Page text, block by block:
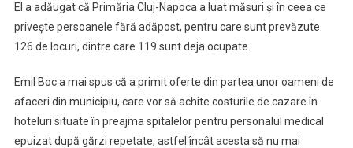
El a adăugat că Primăria Cluj-Napoca a luat măsuri şi în ceea ce
priveşte persoanele fără adăpost, pentru care sunt prevăzute
126 de locuri, dintre care 119 sunt deja ocupate.
Emil Boc a mai spus că a primit oferte din partea unor oameni de
afaceri din municipiu, care vor să achite costurile de cazare în
hoteluri situate în preajma spitalelor pentru personalul medical
epuizat după gărzi repetate, astfel încât acesta să nu mai